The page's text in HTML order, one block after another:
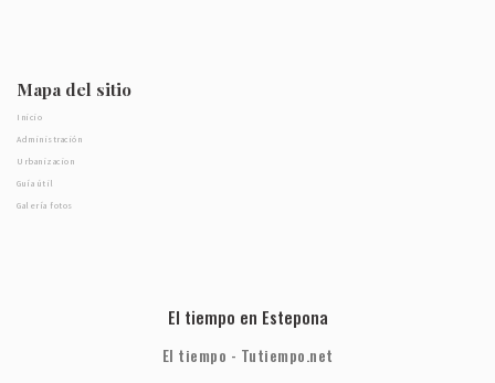
Mapa del sitio
Inicio
Administración
Urbanizacion
Guía útil
Galería fotos
El tiempo en Estepona
El tiempo - Tutiempo.net